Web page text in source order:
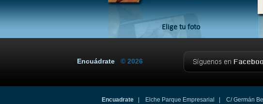
Elige tu foto
Encuádrate © 2026
Encuadrate| Elche Parque Empresarial | C/ Germán